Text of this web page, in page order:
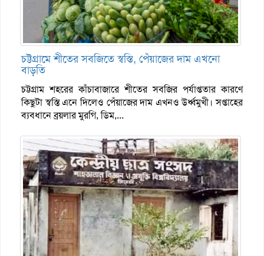
চট্টগ্রামে শীতের সবজিতে স্বস্তি, পেঁয়াজের দাম এখনো
বাড়তি
চট্টগ্রাম শহরের কাঁচাবাজারে শীতের সবজির পর্যাপ্ততার কারণে
কিছুটা স্বস্তি এনে দিলেও পেঁয়াজের দাম এখনও উর্ধ্বমুখী। সপ্তাহের
ব্যবধানে ব্রয়লার মুরগি, ডিম,...